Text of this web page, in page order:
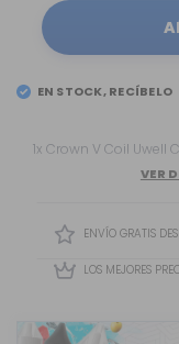
EN STOCK, RECÍBELO
VER
ENVÍO GRATIS
LOS MEJORES